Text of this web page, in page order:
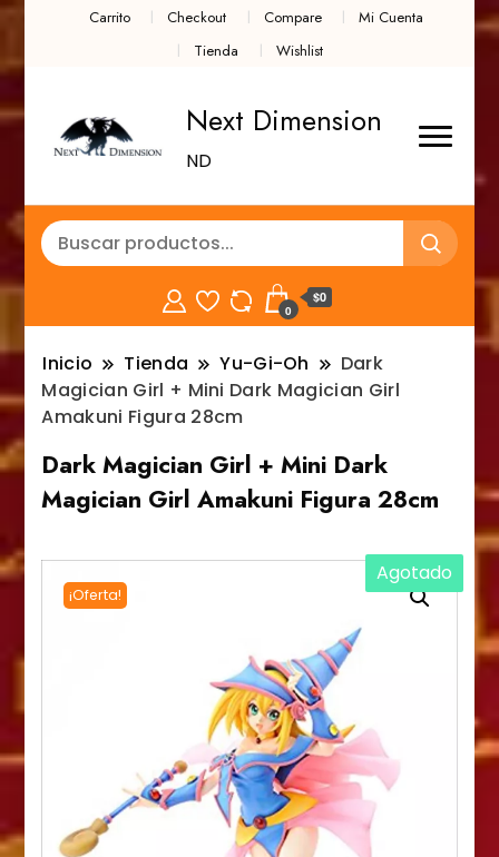
Carrito Checkout Compare
Mi Cuenta
Tienda
Wishlist
Next Dimension
ND
0
$0
Inicio Tienda Yu-Gi-Oh
Dark
Magician Girl + Mini Dark Magician Girl
Amakuni Figura 28cm
Dark Magician Girl + Mini Dark
Magician Girl Amakuni Figura 28cm
¡Oferta!
Agotado